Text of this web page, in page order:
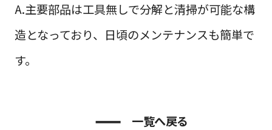
A.主要部品は工具無しで分解と清掃が可能な構
造となっており、日頃のメンテナンスも簡単で
す。
一覧へ戻る